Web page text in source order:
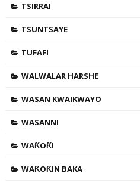
TSIRRAI
TSUNTSAYE
TUFAFI
WALWALAR HARSHE
WASAN KWAIKWAYO
WASANNI
WAƘOƘI
WAƘOƘIN BAKA